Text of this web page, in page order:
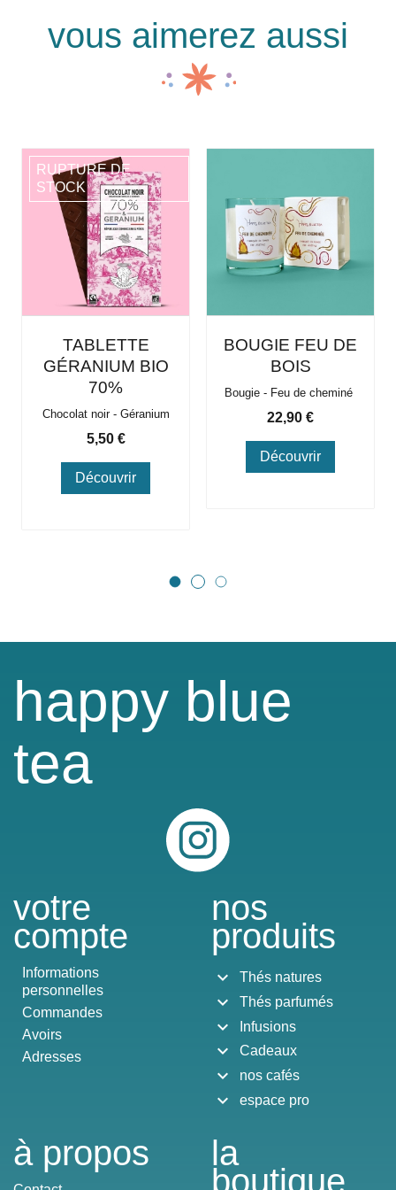
vous aimerez aussi
TABLETTE
GÉRANIUM BIO
70%
Chocolat noir - Géranium
Prix
5,50 €
Découvrir
RUPTURE DE
STOCK
BOUGIE FEU DE
BOIS
Bougie - Feu de cheminé
Prix
22,90 €
Découvrir
happy blue
tea
votre
compte
Informations
personnelles
Commandes
Avoirs
Adresses
nos
produits
Thés natures
expand_more
Thés parfumés
expand_more
Infusions
expand_more
Cadeaux
expand_more
nos cafés
expand_more
espace pro
expand_more
à propos la
boutique